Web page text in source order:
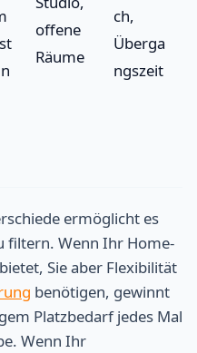
offene
Räume
ch,
Überga
ngszeit
ermöglicht es
filtern. Wenn Ihr Home-
Sie aber Flexibilität
benötigen, gewinnt
Platzbedarf jedes Mal
Wenn Ihr